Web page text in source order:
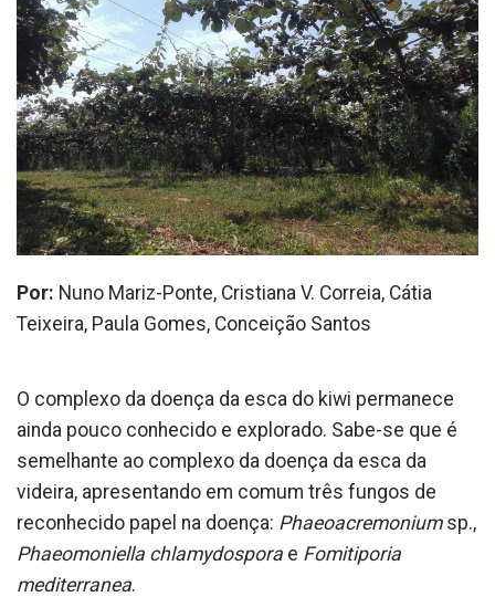
Por: Nuno Mariz-Ponte, Cristiana V. Correia, Cátia
Teixeira, Paula Gomes, Conceição Santos
O complexo da doença da esca do kiwi permanece
ainda pouco conhecido e explorado. Sabe-se que é
semelhante ao complexo da doença da esca da
videira, apresentando em comum três fungos de
reconhecido papel na doença: Phaeoacremoniumsp.,
Phaeomoniella chlamydospora e Fomitiporia
mediterranea.